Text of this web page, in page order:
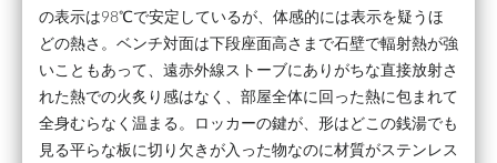
の表示は98℃で安定しているが、体感的には表示を疑うほ
どの熱さ。ベンチ対面は下段座面高さまで石壁で輻射熱が強
いこともあって、遠赤外線ストーブにありがちな直接放射さ
れた熱での火炙り感はなく、部屋全体に回った熱に包まれて
全身むらなく温まる。ロッカーの鍵が、形はどこの銭湯でも
見る平らな板に切り欠きが入った物なのに材質がステンレス